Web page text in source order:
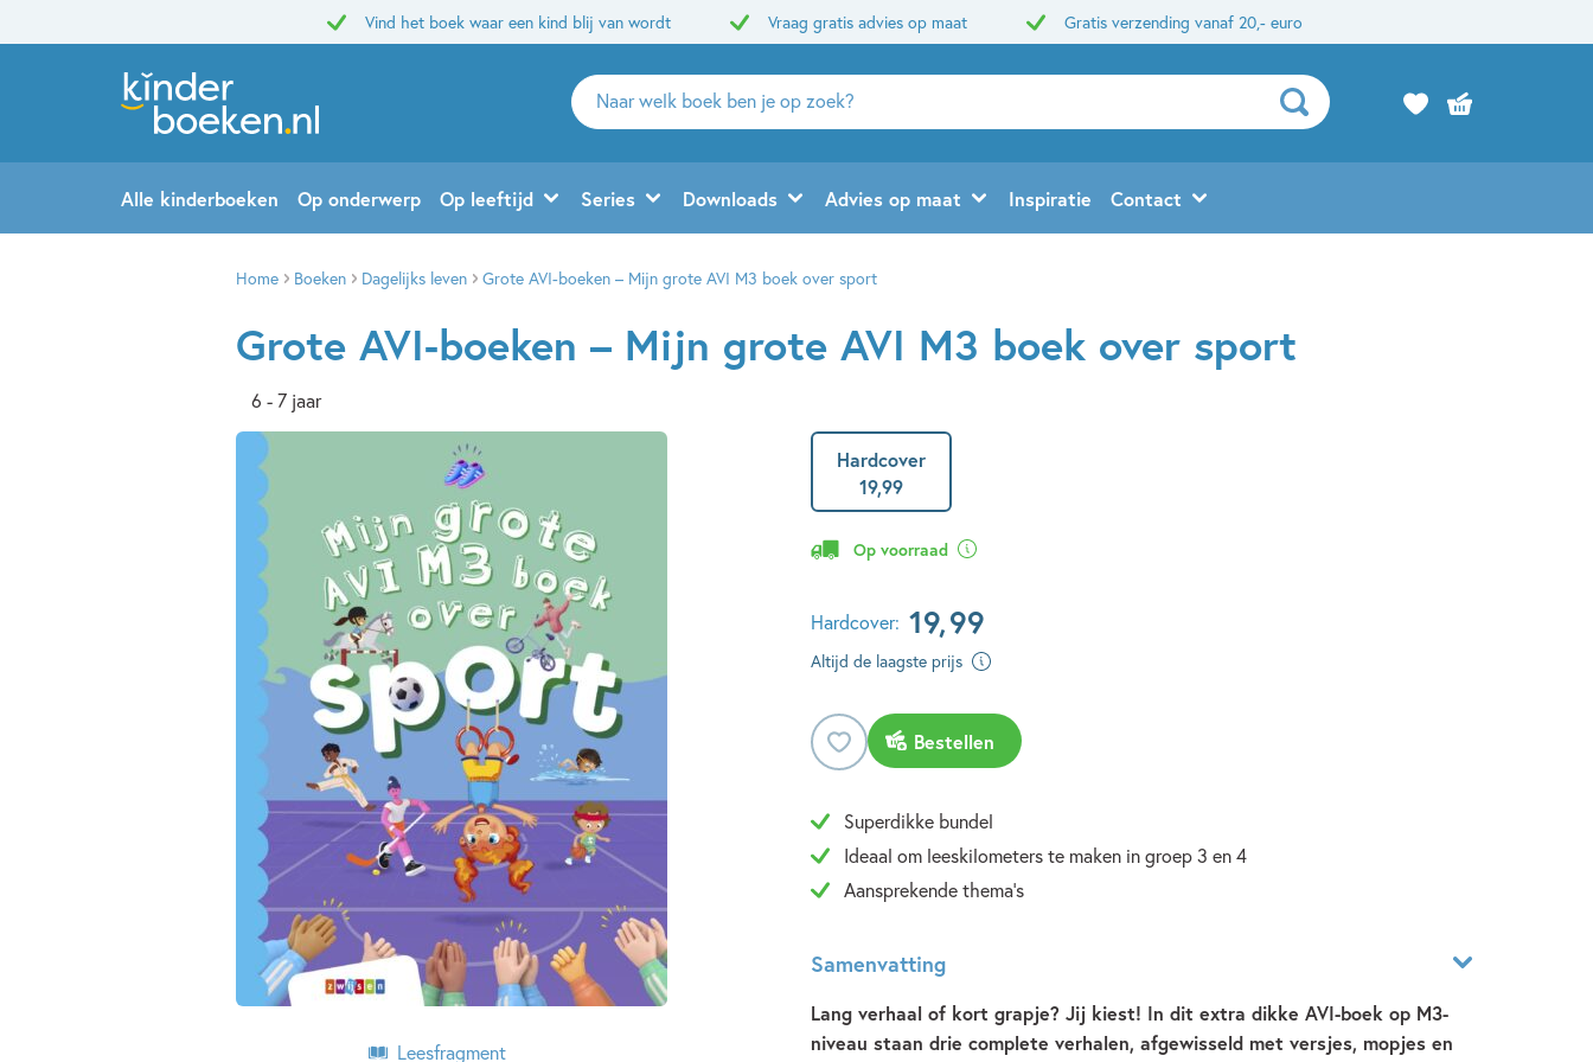
Vind het boek waar een kind blij van wordt Vraag gratis advies op maat Gratis verzending vanaf 20,- euro
Zoeken
naar
en
uitgevers
Alle kinderboeken Op onderwerp Op leeftijd Series Downloads Advies op maat Inspiratie Contact
Home Boeken Dagelijks leven Grote AVI-boeken – Mijn grote AVI M3 boek over sport
Grote AVI-boeken – Mijn grote AVI M3 boek over sport
6 - 7 jaar
Leesfragment
Hardcover
19,99
Op voorraad
Hardcover: 19,99
Altijd de laagste prijs
Bestellen
Superdikke bundel
Ideaal om leeskilometers te maken in groep 3 en 4
Aansprekende thema's
Samenvatting
Lang verhaal of kort grapje? Jij kiest! In dit extra dikke AVI-boek op M3-
niveau staan drie complete verhalen, afgewisseld met versjes, mopjes en